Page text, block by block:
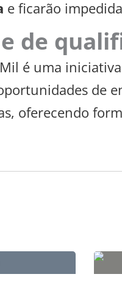
e ficarão
de
é uma
de
oferecendo